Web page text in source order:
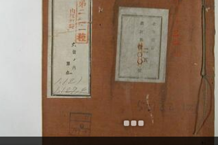
Add Item